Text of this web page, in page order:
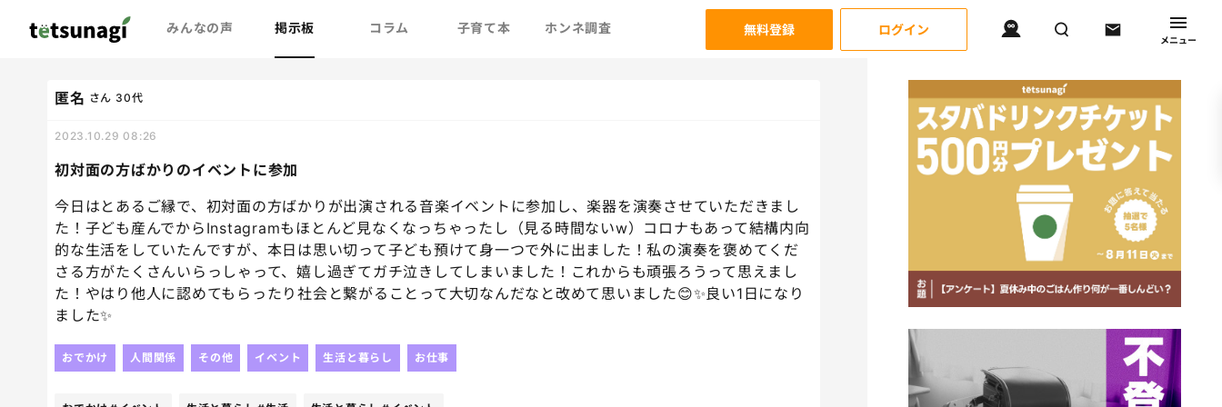
みんなの声 掲示板 コラム 子育て本 ホンネ調査 無料登録 ログイン
メニュー
初対面の方ばかりのイベントに参加
匿名 さん 30代
2023.10.29 08:26
今日はとあるご縁で、初対面の方ばかりが出演される音楽イベントに参加し、楽器を演奏させていただきまし
た！子ども産んでからInstagramもほとんど見なくなっちゃったし（見る時間ないw）コロナもあって結構内向
的な生活をしていたんですが、本日は思い切って子ども預けて身一つで外に出ました！私の演奏を褒めてくだ
さる方がたくさんいらっしゃって、嬉し過ぎてガチ泣きしてしまいました！これからも頑張ろうって思えまし
た！やはり他人に認めてもらったり社会と繋がることって大切なんだなと改めて思いました😊✨良い1日になり
ました✨
おでかけ 人間関係 その他 イベント 生活と暮らし お仕事